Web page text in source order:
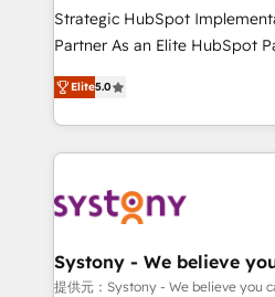
that drive measurable growth. 🌎 Highlights: •
years as a HubSpot partner.
Year LATAM 2022, 2023,
Year 2024. • Organizer of
you grow faster, smarter, and
Strategic HubSpot
Partner As an Elite HubSpot Partner, 1406 Consulting
helps mid-market revenue
they sell, market, and serve.
HubSpot—we teach your
to help you keep winning. What We Do ⚙️ CRM
Data & Content 📈 Sales &
Agent Creation 🔄 Custom
Migration Why 1406 We become part of your team.
Elite5.0
Systony - We believe
提供元：Systony - We believe you